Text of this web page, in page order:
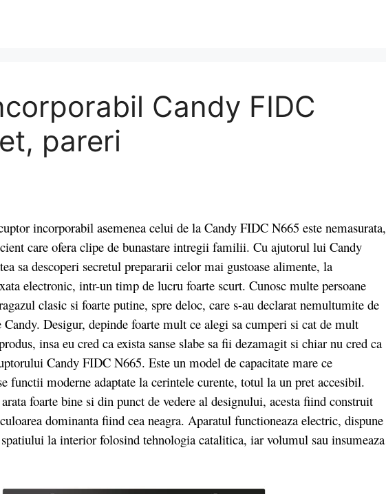
Candy FIDC
pareri
incorporabil asemenea celui de la Candy FIDC N665 este nemasurata,
care ofera clipe de bunastare intregii familii. Cu ajutorul lui Candy
sa descoperi secretul prepararii celor mai gustoase alimente, la
electronic, intr-un timp de lucru foarte scurt. Cunosc multe persoane
clasic si foarte putine, spre deloc, care s-au declarat nemultumite de
Desigur, depinde foarte mult ce alegi sa cumperi si cat de mult
insa eu cred ca exista sanse slabe sa fii dezamagit si chiar nu cred ca
Candy FIDC N665. Este un model de capacitate mare ce
functii moderne adaptate la cerintele curente, totul la un pret accesibil.
foarte bine si din punct de vedere al designului, acesta fiind construit
dominanta fiind cea neagra. Aparatul functioneaza electric, dispune
spatiului la interior folosind tehnologia catalitica, iar volumul sau insumeaza